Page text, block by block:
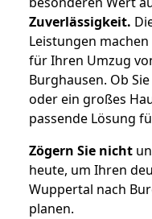
Zuverlässigkeit.
Leistungen
für Ihren Umzug
Burghausen. Ob
oder ein großes
passende Lösung
Zögern Sie nicht
heute, um Ihren
Wuppertal nach
planen.